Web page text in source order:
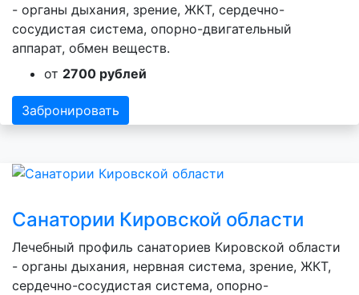
- органы дыхания, зрение, ЖКТ, сердечно-
сосудистая система, опорно-двигательный
аппарат, обмен веществ.
от 2700 рублей
Забронировать
Санатории Кировской области
Лечебный профиль санаториев Кировской области
- органы дыхания, нервная система, зрение, ЖКТ,
сердечно-сосудистая система, опорно-